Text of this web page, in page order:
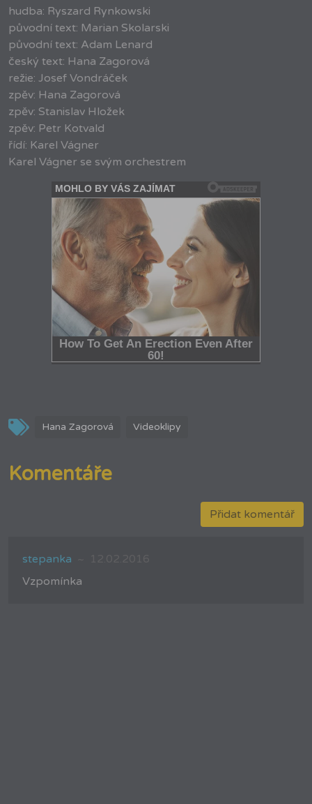
hudba: Ryszard Rynkowski
původní text: Marian Skolarski
původní text: Adam Lenard
český text: Hana Zagorová
režie: Josef Vondráček
zpěv: Hana Zagorová
zpěv: Stanislav Hložek
zpěv: Petr Kotvald
řídí: Karel Vágner
Karel Vágner se svým orchestrem
Hana Zagorová Videoklipy
Komentáře
Přidat komentář
stepanka
Vzpomínka